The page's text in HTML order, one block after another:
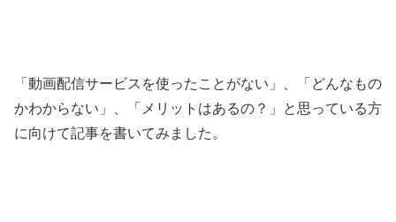
「動画配信サービスを使ったことがない」、「どんなもの
かわからない」、「メリットはあるの？」と思っている方
に向けて記事を書いてみました。